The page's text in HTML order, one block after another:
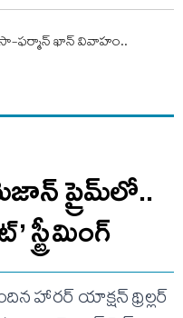
ఫర్మాన్ ఖాన్ వివాహం..
ప్రైమ్‌లో..
స్ట్రీమింగ్
హారర్ యాక్షన్ థ్రిల్లర్